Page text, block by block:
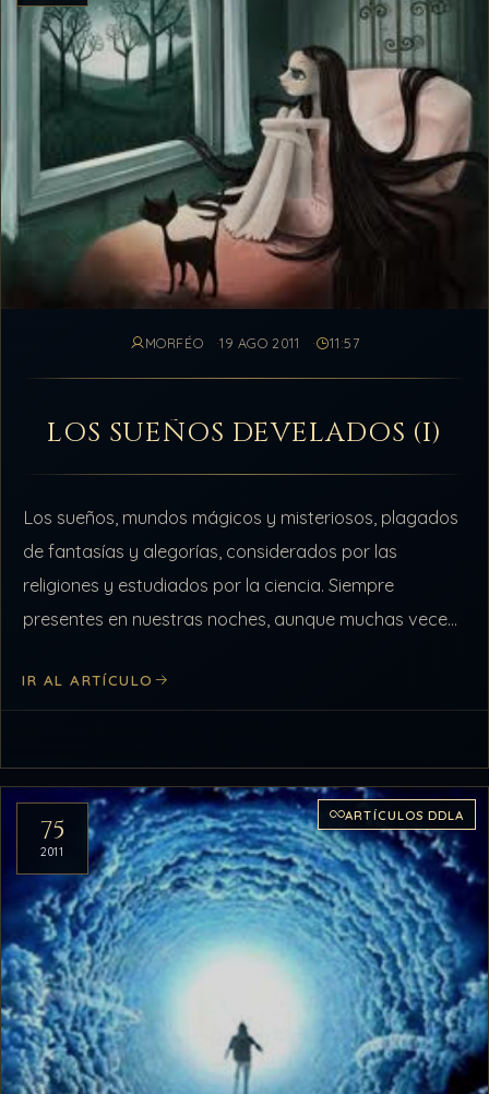
MORFÉO 19 AGO 2011 11:57
LOS SUEÑOS DEVELADOS (I)
Los sueños, mundos mágicos y misteriosos, plagados
de fantasías y alegorías, considerados por las
religiones y estudiados por la ciencia. Siempre
presentes en nuestras noches, aunque muchas veces
IR AL ARTÍCULO
75
2011
ARTÍCULOS DDLA